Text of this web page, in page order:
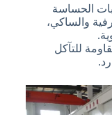
الحساسة
والساكي،
للتآكل